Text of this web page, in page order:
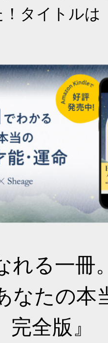
タイトルは
れる一冊
たの本
全版』